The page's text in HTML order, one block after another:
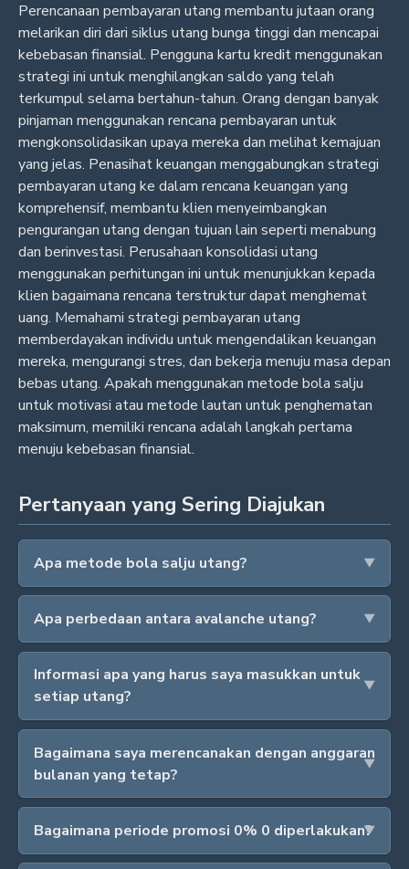
Perencanaan pembayaran utang membantu jutaan orang
melarikan diri dari siklus utang bunga tinggi dan mencapai
kebebasan finansial. Pengguna kartu kredit menggunakan
strategi ini untuk menghilangkan saldo yang telah
terkumpul selama bertahun-tahun. Orang dengan banyak
pinjaman menggunakan rencana pembayaran untuk
mengkonsolidasikan upaya mereka dan melihat kemajuan
yang jelas. Penasihat keuangan menggabungkan strategi
pembayaran utang ke dalam rencana keuangan yang
komprehensif, membantu klien menyeimbangkan
pengurangan utang dengan tujuan lain seperti menabung
dan berinvestasi. Perusahaan konsolidasi utang
menggunakan perhitungan ini untuk menunjukkan kepada
klien bagaimana rencana terstruktur dapat menghemat
uang. Memahami strategi pembayaran utang
memberdayakan individu untuk mengendalikan keuangan
mereka, mengurangi stres, dan bekerja menuju masa depan
bebas utang. Apakah menggunakan metode bola salju
untuk motivasi atau metode lautan untuk penghematan
maksimum, memiliki rencana adalah langkah pertama
menuju kebebasan finansial.
Pertanyaan yang Sering Diajukan
Apa metode bola salju utang?
Apa perbedaan antara avalanche utang?
Informasi apa yang harus saya masukkan untuk
setiap utang?
Bagaimana saya merencanakan dengan anggaran
bulanan yang tetap?
Bagaimana periode promosi 0% 0 diperlakukan?